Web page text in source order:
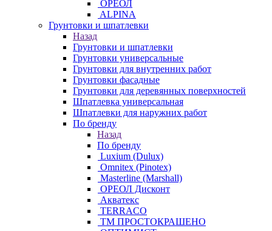
ОРЕОЛ
ALPINA
Грунтовки и шпатлевки
Назад
Грунтовки и шпатлевки
Грунтовки универсальные
Грунтовки для внутренних работ
Грунтовки фасадные
Грунтовки для деревянных поверхностей
Шпатлевка универсальная
Шпатлевки для наружних работ
По бренду
Назад
По бренду
Luxium (Dulux)
Omnitex (Pinotex)
Masterline (Marshall)
ОРЕОЛ Дисконт
Акватекс
TERRACO
ТМ ПРОСТОКРАШЕНО